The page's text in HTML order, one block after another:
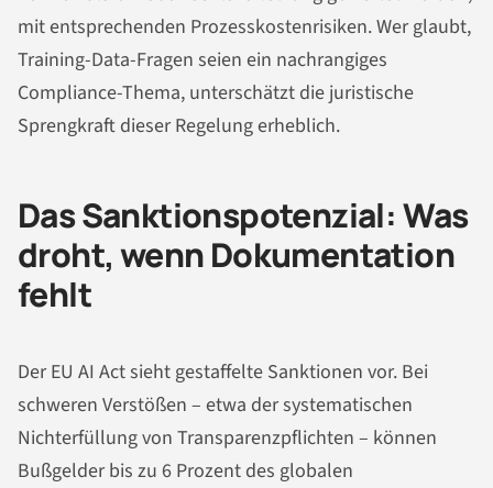
mit entsprechenden Prozesskostenrisiken. Wer glaubt,
Training-Data-Fragen seien ein nachrangiges
Compliance-Thema, unterschätzt die juristische
Sprengkraft dieser Regelung erheblich.
Das Sanktionspotenzial: Was
droht, wenn Dokumentation
fehlt
Der EU AI Act sieht gestaffelte Sanktionen vor. Bei
schweren Verstößen – etwa der systematischen
Nichterfüllung von Transparenzpflichten – können
Bußgelder bis zu 6 Prozent des globalen